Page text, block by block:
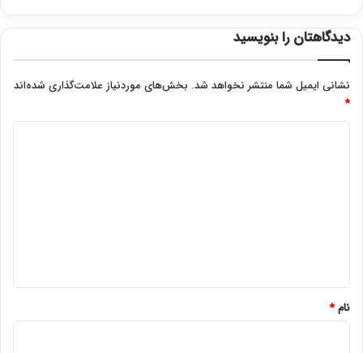
دیدگاهتان را بنویسید
نشانی ایمیل شما منتشر نخواهد شد. بخش‌های موردنیاز علامت‌گذاری شده‌اند
*
نام*